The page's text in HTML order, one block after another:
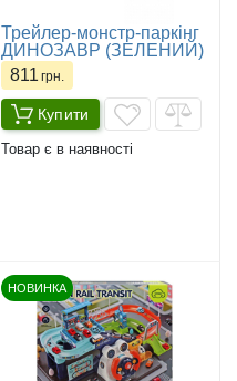
Трейлер-монстр-паркінг
ДИНОЗАВР (ЗЕЛЕНИЙ)
811грн.
Купити
Товар є в наявності
НОВИНКА